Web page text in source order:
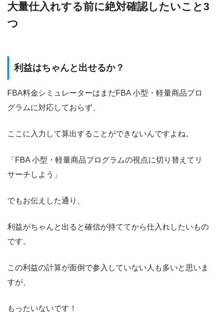
大量仕入れする前に絶対確認したいこと3
つ
利益はちゃんと出せるか？
FBA料金シミュレーターはまだFBA 小型・軽量商品プロ
グラムに対応しておらず、
ここに入力して算出することができないんですよね。
「FBA 小型・軽量商品プログラムの視点に切り替えてリ
サーチしよう」
でもお伝えした通り、
利益がちゃんと出ると確信が持ててから仕入れしたいもの
です。
この利益の計算が面倒で参入していない人も多いと思いま
すが、
もったいないです！